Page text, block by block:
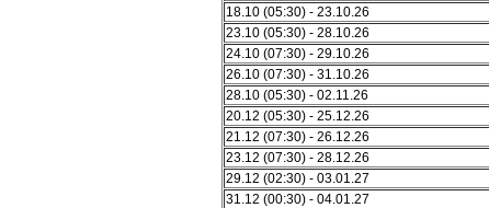
18.10 (05:30) - 23.10.26
23.10 (05:30) - 28.10.26
24.10 (07:30) - 29.10.26
26.10 (07:30) - 31.10.26
28.10 (05:30) - 02.11.26
20.12 (05:30) - 25.12.26
21.12 (07:30) - 26.12.26
23.12 (07:30) - 28.12.26
29.12 (02:30) - 03.01.27
31.12 (00:30) - 04.01.27